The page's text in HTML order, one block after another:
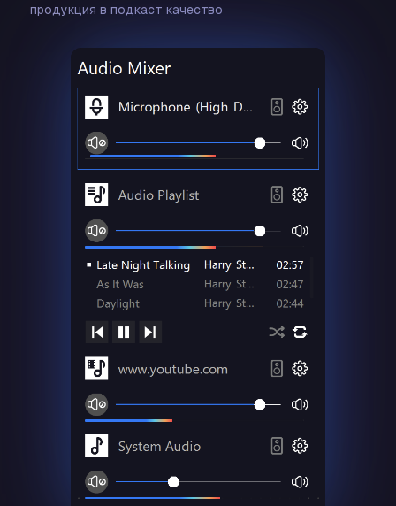
продукция в подкаст качество